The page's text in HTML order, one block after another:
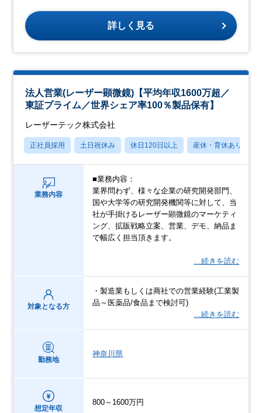
詳しく見る
法人営業(レーザー顕微鏡)【平均年収1600万超／
東証プライム／世界シェア率100％製品保有】
レーザーテック株式会社
正社員採用 土日祝休み 休日120日以上 産休・育休あり
業務内容
■業務内容：
業界問わず、様々な企業の研究開発部門、
国や大学等の研究開発機関等に対して、当
社が手掛けるレーザー顕微鏡のマーケティ
ング、拡販戦略立案、営業、デモ、納品ま
で幅広く担当頂きます。
…続きを読む
対象となる方
・製造業もしくは商社での営業経験(工業製
品～医薬品/食品まで検討可)
…続きを読む
勤務地
神奈川県
想定年収
800～1600万円